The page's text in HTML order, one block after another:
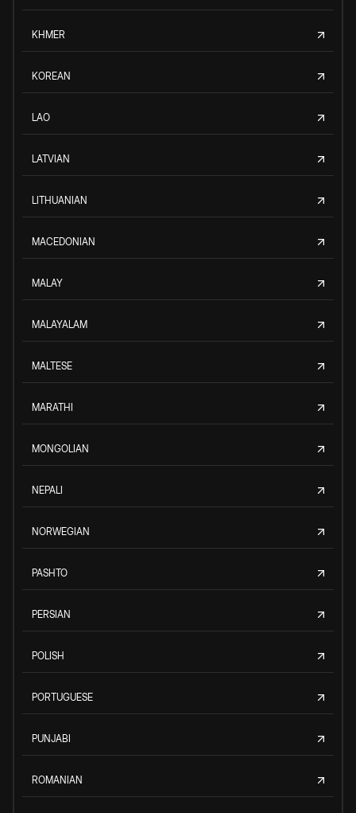
KHMER
KOREAN
LAO
LATVIAN
LITHUANIAN
MACEDONIAN
MALAY
MALAYALAM
MALTESE
MARATHI
MONGOLIAN
NEPALI
NORWEGIAN
PASHTO
PERSIAN
POLISH
PORTUGUESE
PUNJABI
ROMANIAN